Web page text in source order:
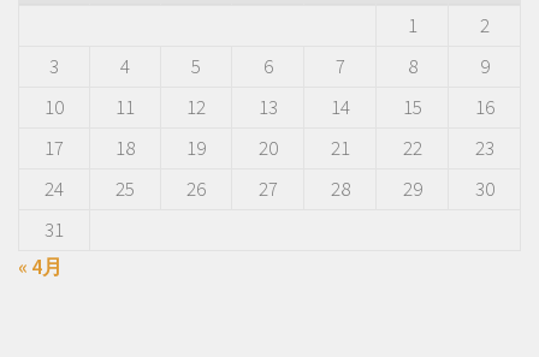
1
2
3
4 5 6 7 8
9
10
11 12 13 14 15
16
17
18 19 20 21 22
23
24
25 26 27 28 29
30
31
« 4月